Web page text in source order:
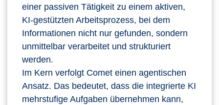
einer passiven Tätigkeit zu einem aktiven,
KI‑gestützten Arbeitsprozess, bei dem
Informationen nicht nur gefunden, sondern
unmittelbar verarbeitet und strukturiert
werden.
Im Kern verfolgt Comet einen agentischen
Ansatz. Das bedeutet, dass die integrierte KI
mehrstufige Aufgaben übernehmen kann,